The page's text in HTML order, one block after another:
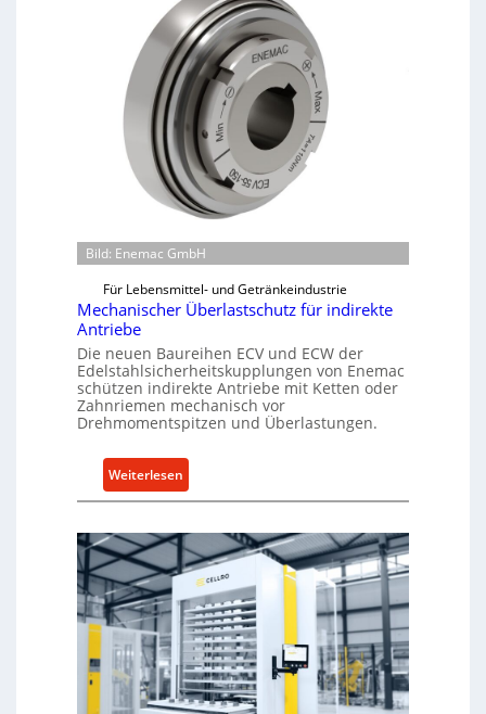
Bild: Enemac GmbH
Für Lebensmittel- und Getränkeindustrie
Mechanischer Überlastschutz für indirekte
Antriebe
Die neuen Baureihen ECV und ECW der
Edelstahlsicherheitskupplungen von Enemac
schützen indirekte Antriebe mit Ketten oder
Zahnriemen mechanisch vor
Drehmomentspitzen und Überlastungen.
Weiterlesen:
M
c
h
n
s
c
h